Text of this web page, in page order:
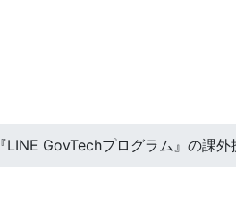
『LINE GovTechプログラム』の課